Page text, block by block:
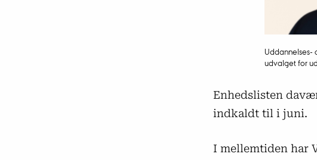
Uddannelses-
udvalget for
Enhedslisten
indkaldt til i juni.
I mellemtiden har